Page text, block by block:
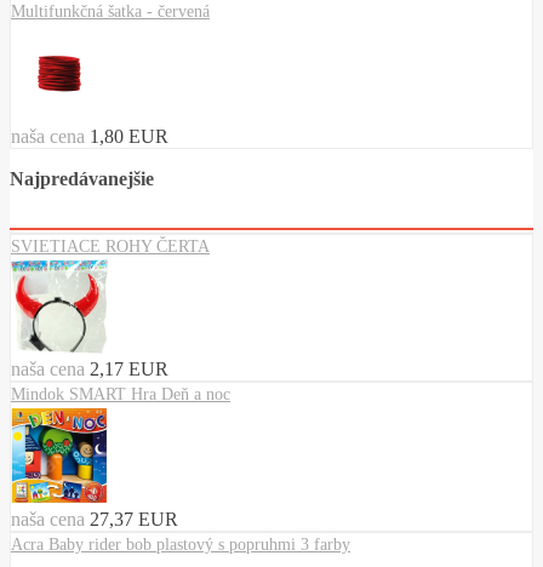
Multifunkčná šatka - červená
naša cena 1,80 EUR
Najpredávanejšie
SVIETIACE ROHY ČERTA
naša cena 2,17 EUR
Mindok SMART Hra Deň a noc
naša cena 27,37 EUR
Acra Baby rider bob plastový s popruhmi 3 farby